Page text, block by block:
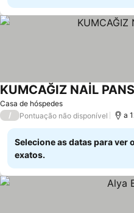
Casa de hóspedes
KUMCAĞIZ NAİL
/ Pontuação não disponível a
Selecione as datas para ver
exatos.